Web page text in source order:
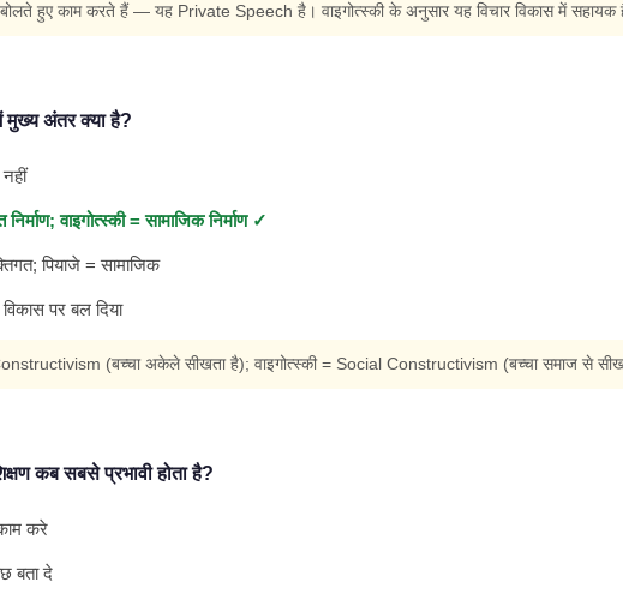
हुए काम करते हैं — यह Private Speech है। वाइगोत्स्की के अनुसार यह विचार विकास में सहायक
मुख्य अंतर क्या है?
वाइगोत्स्की = सामाजिक निर्माण ✓
पियाजे = सामाजिक
पर बल दिया
(बच्चा अकेले सीखता है); वाइगोत्स्की = Social Constructivism (बच्चा समाज से
कब सबसे प्रभावी होता है?
करे
बता दे